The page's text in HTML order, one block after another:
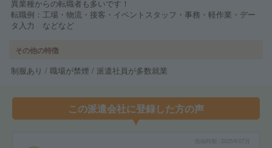
異業種からの転職者も多いです！
転職例：工場・物流・接客・イベントスタッフ・事務・軽作業・デー
タ入力 などなど
その他の特徴
制服あり / 職場が禁煙 / 派遣社員が多数就業
この派遣会社に登録した方の声
2025年07月